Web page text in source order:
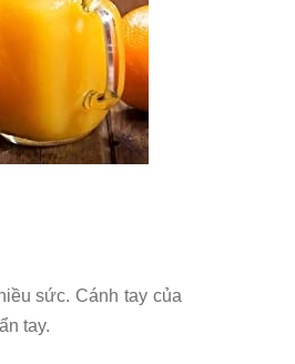
sức. Cánh tay của
tay.